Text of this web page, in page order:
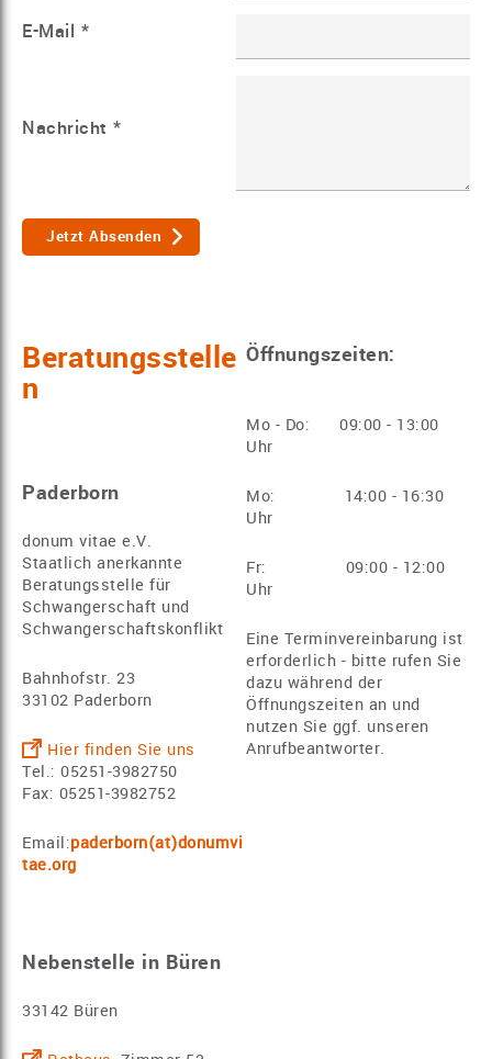
E-Mail *
Nachricht *
Jetzt Absenden
Beratungsstelle
n
Paderborn
donum vitae e.V.
Staatlich anerkannte
Beratungsstelle für
Schwangerschaft und
Schwangerschaftskonflikt
Bahnhofstr. 23
33102 Paderborn
Hier finden Sie uns
Tel.: 05251-3982750
Fax: 05251-3982752
Email:paderborn(at)donumvi
tae.org
Nebenstelle in Büren
33142 Büren
Öffnungszeiten:
Mo - Do: 09:00 - 13:00
Uhr
Mo: 14:00 - 16:30
Uhr
Fr: 09:00 - 12:00
Uhr
Eine Terminvereinbarung ist
erforderlich - bitte rufen Sie
dazu während der
Öffnungszeiten an und
nutzen Sie ggf. unseren
Anrufbeantworter.